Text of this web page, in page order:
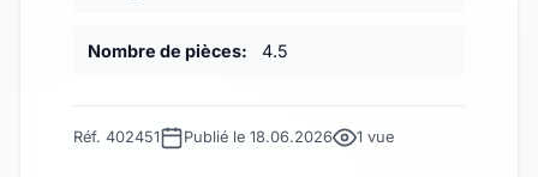
Nombre de pièces: 4.5
Réf. 402451 Publié le 18.06.2026 1 vue